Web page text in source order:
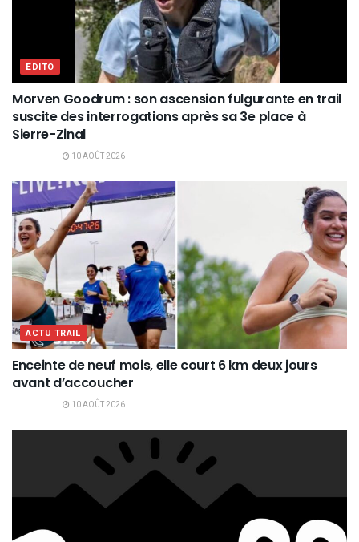
EDITO
Morven Goodrum : son ascension fulgurante en trail
suscite des interrogations après sa 3e place à
Sierre-Zinal
10 AOÛT 2026
ACTU TRAIL
Enceinte de neuf mois, elle court 6 km deux jours
avant d’accoucher
10 AOÛT 2026